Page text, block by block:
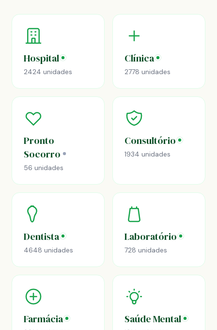
Hospital
2424 unidades
Clínica
2778 unidades
Pronto
Socorro
56 unidades
Consultório
1934 unidades
Dentista
4648 unidades
Laboratório
728 unidades
Farmácia Saúde Mental